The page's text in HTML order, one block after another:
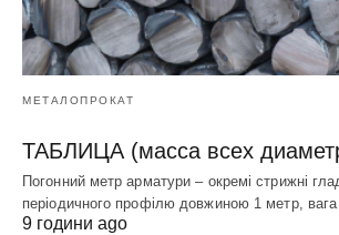
МЕТАЛОПРОКАТ
ТАБЛИЦА (масса всех
Погонний метр арматури – окремі стрижні
періодичного профілю довжиною 1 метр,
9 години ago